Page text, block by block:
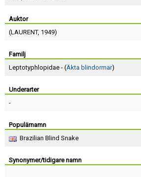
Auktor
(LAURENT, 1949)
Familj
Leptotyphlopidae - (Äkta blindormar)
Underarter
-
Populärnamn
Brazilian Blind Snake
Synonymer/tidigare namn
Terms of Service
Skapa konto